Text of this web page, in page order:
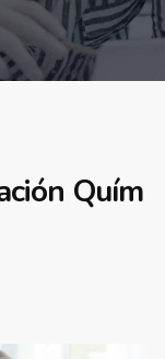
Quím